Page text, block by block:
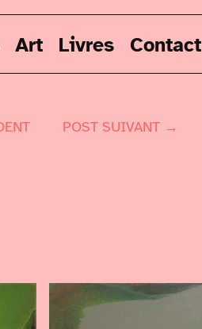
Art Livres Contact
POST SUIVANT →